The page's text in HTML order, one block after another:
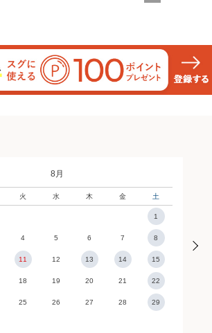
8月
火 水 木 金 土
1
4 5 6 7 8
11 12 13 14 15
18 19 20 21 22
25 26 27 28 29